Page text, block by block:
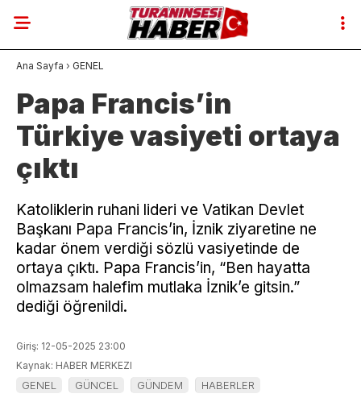
Ana Sayfa › GENEL
Papa Francis’in
Türkiye vasiyeti ortaya
çıktı
Katoliklerin ruhani lideri ve Vatikan Devlet
Başkanı Papa Francis’in, İznik ziyaretine ne
kadar önem verdiği sözlü vasiyetinde de
ortaya çıktı. Papa Francis’in, “Ben hayatta
olmazsam halefim mutlaka İznik’e gitsin.”
dediği öğrenildi.
Giriş: 12-05-2025 23:00
Kaynak: HABER MERKEZI
GENEL GÜNCEL GÜNDEM HABERLER